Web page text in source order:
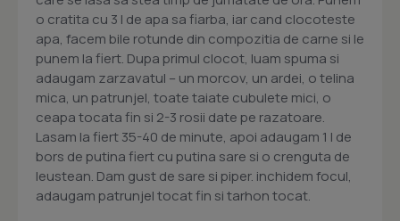
o cratita cu 3 l de apa sa fiarba, iar cand clocoteste
apa, facem bile rotunde din compozitia de carne si le
punem la fiert. Dupa primul clocot, luam spuma si
adaugam zarzavatul – un morcov, un ardei, o telina
mica, un patrunjel, toate taiate cubulete mici, o
ceapa tocata fin si 2-3 rosii date pe razatoare.
Lasam la fiert 35-40 de minute, apoi adaugam 1 l de
bors de putina fiert cu putina sare si o crenguta de
leustean. Dam gust de sare si piper. inchidem focul,
adaugam patrunjel tocat fin si tarhon tocat.